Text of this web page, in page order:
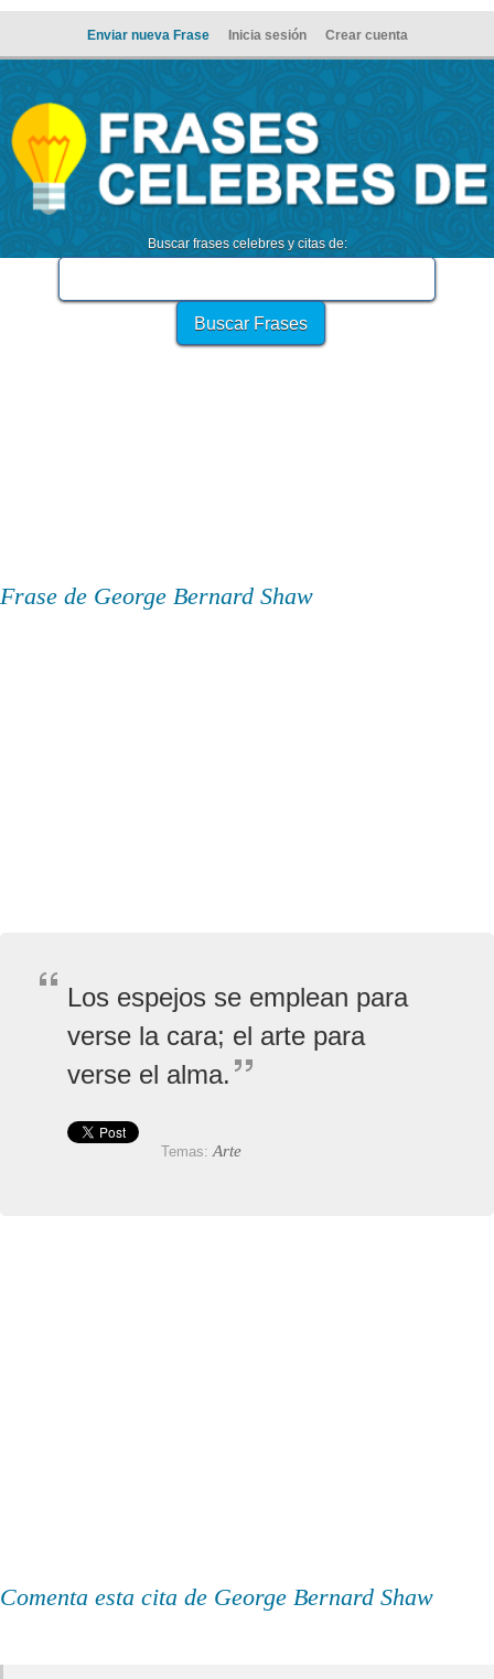
Enviar nueva Frase Inicia sesión Crear cuenta
Buscar frases celebres y citas de:
Frase de George Bernard Shaw
Los espejos se emplean para
verse la cara; el arte para
verse el alma.
Temas: Arte
Comenta esta cita de George Bernard Shaw